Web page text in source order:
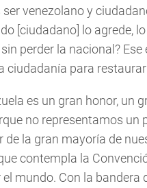
venezolano y
[ciudadano] lo agrede,
perder la nacional?
ciudadanía para
es un gran honor, un
no representamos un
de la gran mayoría de
contempla la
mundo. Con la bandera